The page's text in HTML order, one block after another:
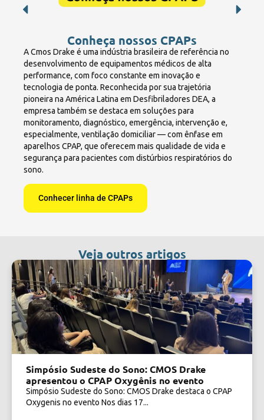
Conheça nossos CPAPs
A Cmos Drake é uma indústria brasileira de referência no
desenvolvimento de equipamentos médicos de alta
performance, com foco constante em inovação e
tecnologia de ponta. Reconhecida por sua trajetória
pioneira na América Latina em Desfibriladores DEA, a
empresa também se destaca em soluções para
monitoramento, diagnóstico, emergência, intervenção e,
especialmente, ventilação domiciliar — com ênfase em
aparelhos CPAP, que oferecem mais qualidade de vida e
segurança para pacientes com distúrbios respiratórios do
sono.
Conhecer linha de CPAPs
Veja outros artigos
Simpósio Sudeste do Sono: CMOS Drake
apresentou o CPAP Oxygênis no evento
Simpósio Sudeste do Sono: CMOS Drake destaca o CPAP
Oxygenis no evento Nos dias 17...